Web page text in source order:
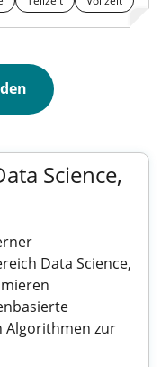
Science,
Data Science,
Algorithmen zur